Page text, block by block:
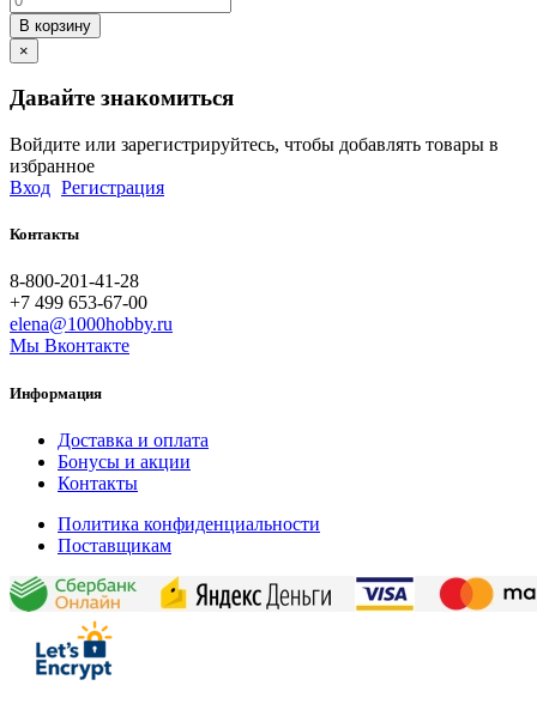
В корзину
×
Давайте знакомиться
Войдите или зарегистрируйтесь, чтобы добавлять товары в
избранное
Вход Регистрация
Контакты
8-800-201-41-28
+7 499 653-67-00
elena@1000hobby.ru
Мы Вконтакте
Информация
Доставка и оплата
Бонусы и акции
Контакты
Политика конфиденциальности
Поставщикам